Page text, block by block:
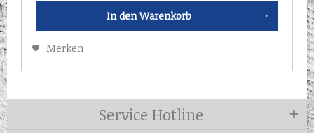
In den Warenkorb
Merken
Service Hotline